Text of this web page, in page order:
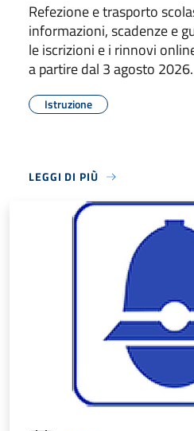
Refezione e trasporto
informazioni, scadenze e
le iscrizioni e i rinnovi
a partire dal 3 agosto 2026.
Istruzione
LEGGI DI PIÙ